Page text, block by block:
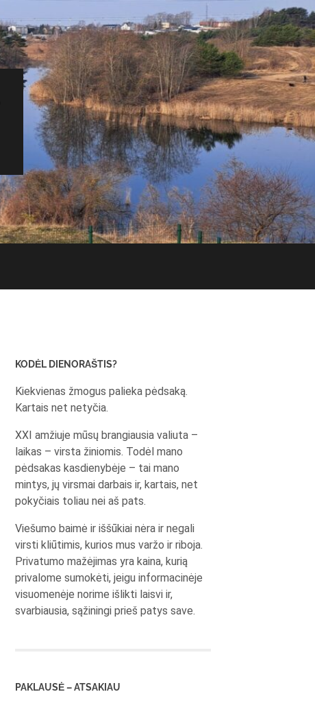
KODĖL DIENORAŠTIS?
Kiekvienas žmogus palieka pėdsaką.
Kartais net netyčia.
XXI amžiuje mūsų brangiausia valiuta –
laikas – virsta žiniomis. Todėl mano
pėdsakas kasdienybėje – tai mano
mintys, jų virsmai darbais ir, kartais, net
pokyčiais toliau nei aš pats.
Viešumo baimė ir iššūkiai nėra ir negali
virsti kliūtimis, kurios mus varžo ir riboja.
Privatumo mažėjimas yra kaina, kurią
privalome sumokėti, jeigu informacinėje
visuomenėje norime išlikti laisvi ir,
svarbiausia, sąžiningi prieš patys save.
PAKLAUSĖ – ATSAKIAU